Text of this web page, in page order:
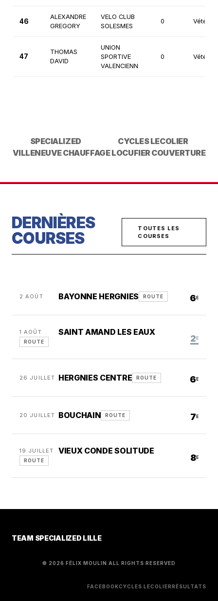
46
ALEXANDRE
GREGORY
VELO CLUB
SOLESMES
0
47
THOMAS
DAVID
UNION
SPORTIVE
VALENCIENN
0
SPECIALIZED
CYCLES LECOLIER
VILLENEUVE CHAUFFAGELOCUFIER COUVERTURE
DERNIÈRES
COURSES
TOUTES LES
COURSES
2 AOÛT BAYONNE HERGNIES ROUTE 6 E
1 AOÛT SAINT AMAND LES EAUX
ROUTE 2 E
26 JUILLET HERGNIES CENTRE ROUTE 6 E
20 JUILLET BOUCHAIN ROUTE 7 E
19 JUILLET VIEUX CONDE SOLITUDE
ROUTE 8E
TEAM SPECIALIZED LILLE
© 2026 FÉLIX MOULIN ALL RIGHTS RESERVED
FACEBOOKCYCLES LECOLIERRÉSULTATS